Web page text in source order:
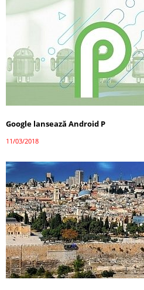
Google lansează Android P
11/03/2018